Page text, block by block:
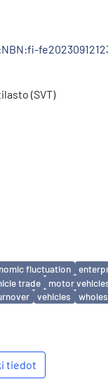
(SVT)
fluctuation
trade motor
vehicles
tiedot